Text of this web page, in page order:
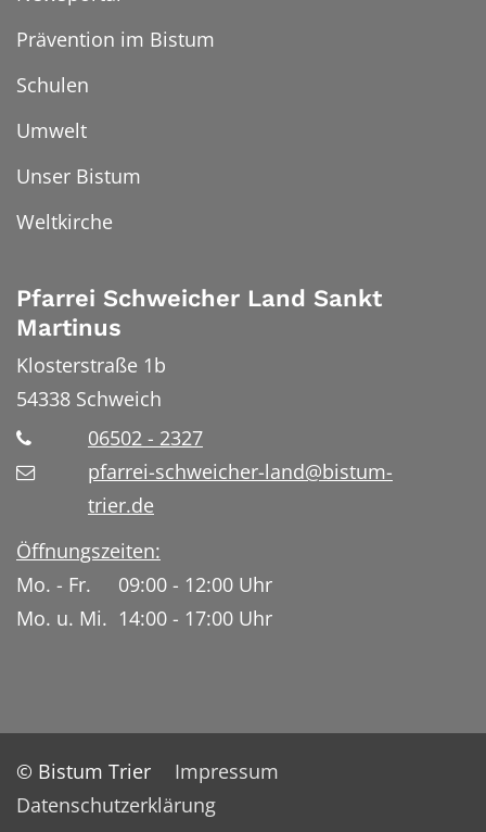
Prävention im Bistum
Schulen
Umwelt
Unser Bistum
Weltkirche
Pfarrei Schweicher Land Sankt
Martinus
Klosterstraße 1b
54338 Schweich
06502 - 2327
pfarrei-schweicher-land@bistum-
trier.de
Öffnungszeiten:
Mo. - Fr. 09:00 - 12:00 Uhr
Mo. u. Mi. 14:00 - 17:00 Uhr
© Bistum Trier
Impressum
Datenschutzerklärung